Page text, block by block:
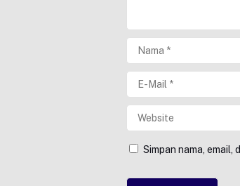
Simpan nama, email,